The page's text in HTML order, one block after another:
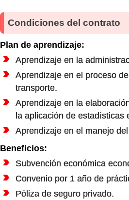
Condiciones del contrato
Plan de aprendizaje:
Aprendizaje en la
Aprendizaje en el proceso
transporte.
Aprendizaje en la
la aplicación de estadísticas
Aprendizaje en el manejo
Beneficios:
Subvención económica
Convenio por 1 año de
Póliza de seguro privado.